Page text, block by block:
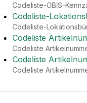
Codeliste-OBIS-
Codeliste-
Codeliste-
Codeliste
Codeliste
Codeliste
Codeliste